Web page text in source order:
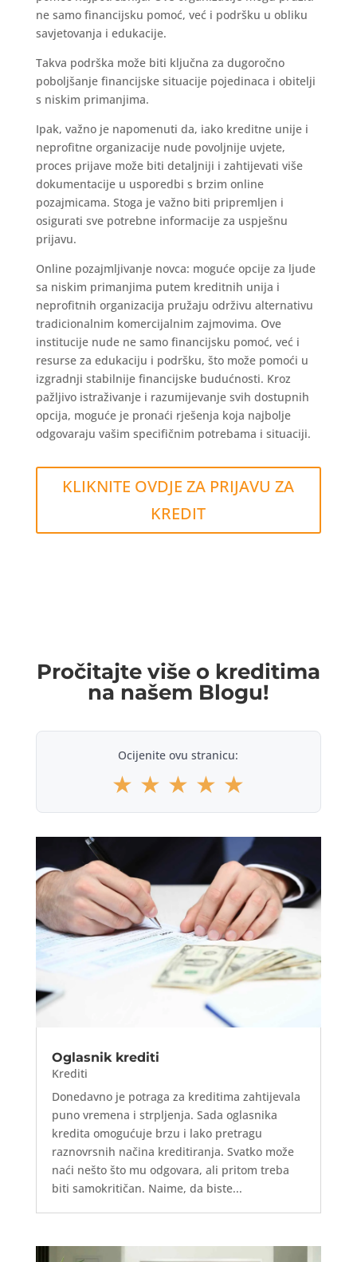
ne samo financijsku pomoć, već i podršku u obliku
savjetovanja i edukacije.
Takva podrška može biti ključna za dugoročno
poboljšanje financijske situacije pojedinaca i obitelji
s niskim primanjima.
Ipak, važno je napomenuti da, iako kreditne unije i
neprofitne organizacije nude povoljnije uvjete,
proces prijave može biti detaljniji i zahtijevati više
dokumentacije u usporedbi s brzim online
pozajmicama. Stoga je važno biti pripremljen i
osigurati sve potrebne informacije za uspješnu
prijavu.
Online pozajmljivanje novca: moguće opcije za ljude
sa niskim primanjima putem kreditnih unija i
neprofitnih organizacija pružaju održivu alternativu
tradicionalnim komercijalnim zajmovima. Ove
institucije nude ne samo financijsku pomoć, već i
resurse za edukaciju i podršku, što može pomoći u
izgradnji stabilnije financijske budućnosti. Kroz
pažljivo istraživanje i razumijevanje svih dostupnih
opcija, moguće je pronaći rješenja koja najbolje
odgovaraju vašim specifičnim potrebama i situaciji.
KLIKNITE OVDJE ZA PRIJAVU ZA
KREDIT
Pročitajte više o kreditima
na našem Blogu!
Ocijenite ovu stranicu:
★ ★ ★ ★ ★
Oglasnik krediti
Krediti
Donedavno je potraga za kreditima zahtijevala
puno vremena i strpljenja. Sada oglasnika
kredita omogućuje brzu i lako pretragu
raznovrsnih načina kreditiranja. Svatko može
naći nešto što mu odgovara, ali pritom treba
biti samokritičan. Naime, da biste...